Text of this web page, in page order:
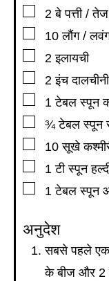
▢
2 बे पत्ती / तेज
▢
10 लौंग /
▢
2 इलायची
▢
2 इंच दालचीनी
▢
1 टेबल स्पून
▢
¾ टेबल स्पून
▢
10 सूखे
▢
1 टी स्पून
▢
1 टेबल स्पून
अनुदेश
सबसे पहले एक
के बीज और 2